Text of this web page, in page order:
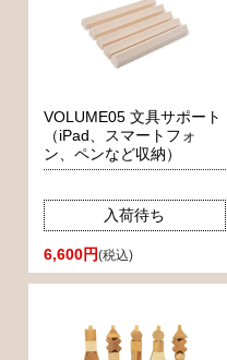
VOLUME05 文具サポート
（iPad、スマートフォ
ン、ペンなど収納）
入荷待ち
6,600円(税込)